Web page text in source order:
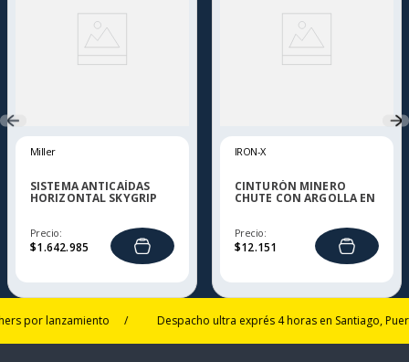
Miller
SISTEMA ANTICAÍDAS
HORIZONTAL SKYGRIP
Precio:
$1.642.985
IRON-X
CINTURÓN MINERO
CHUTE CON ARGOLLA EN
Precio:
$12.151
lanzamiento / Despacho ultra exprés 4 horas en Santiago, Puerto